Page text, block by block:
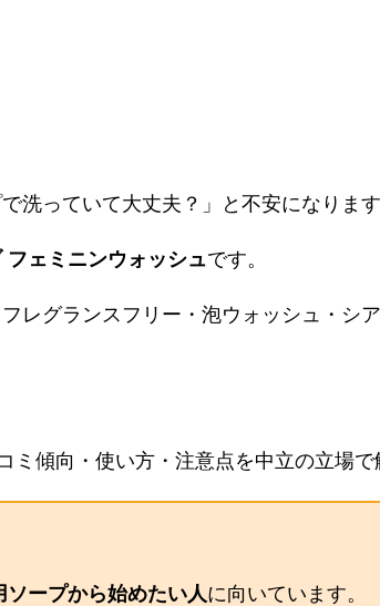
洗っていて大丈夫？」と不安になります
フェミニンウォッシュです。
レグランスフリー・泡ウォッシュ・シ
傾向・使い方・注意点を中立の立場で
ープから始めたい人に向いています。